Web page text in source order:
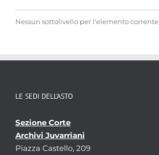
Nessun sottolivello per l'elemento corrente
LE SEDI DELL’ASTO
Sezione Corte
Archivi Juvarriani
Piazza Castello, 209